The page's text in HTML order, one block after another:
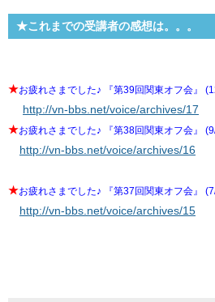
★これまでの受講者の感想は。。。
★お疲れさまでした♪ 『第39回関東オフ会』
http://vn-bbs.net/voice/archives/17
★お疲れさまでした♪ 『第38回関東オフ会』
http://vn-bbs.net/voice/archives/16
★お疲れさまでした♪ 『第37回関東オフ会』
http://vn-bbs.net/voice/archives/15